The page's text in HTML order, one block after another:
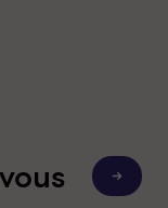
T
o